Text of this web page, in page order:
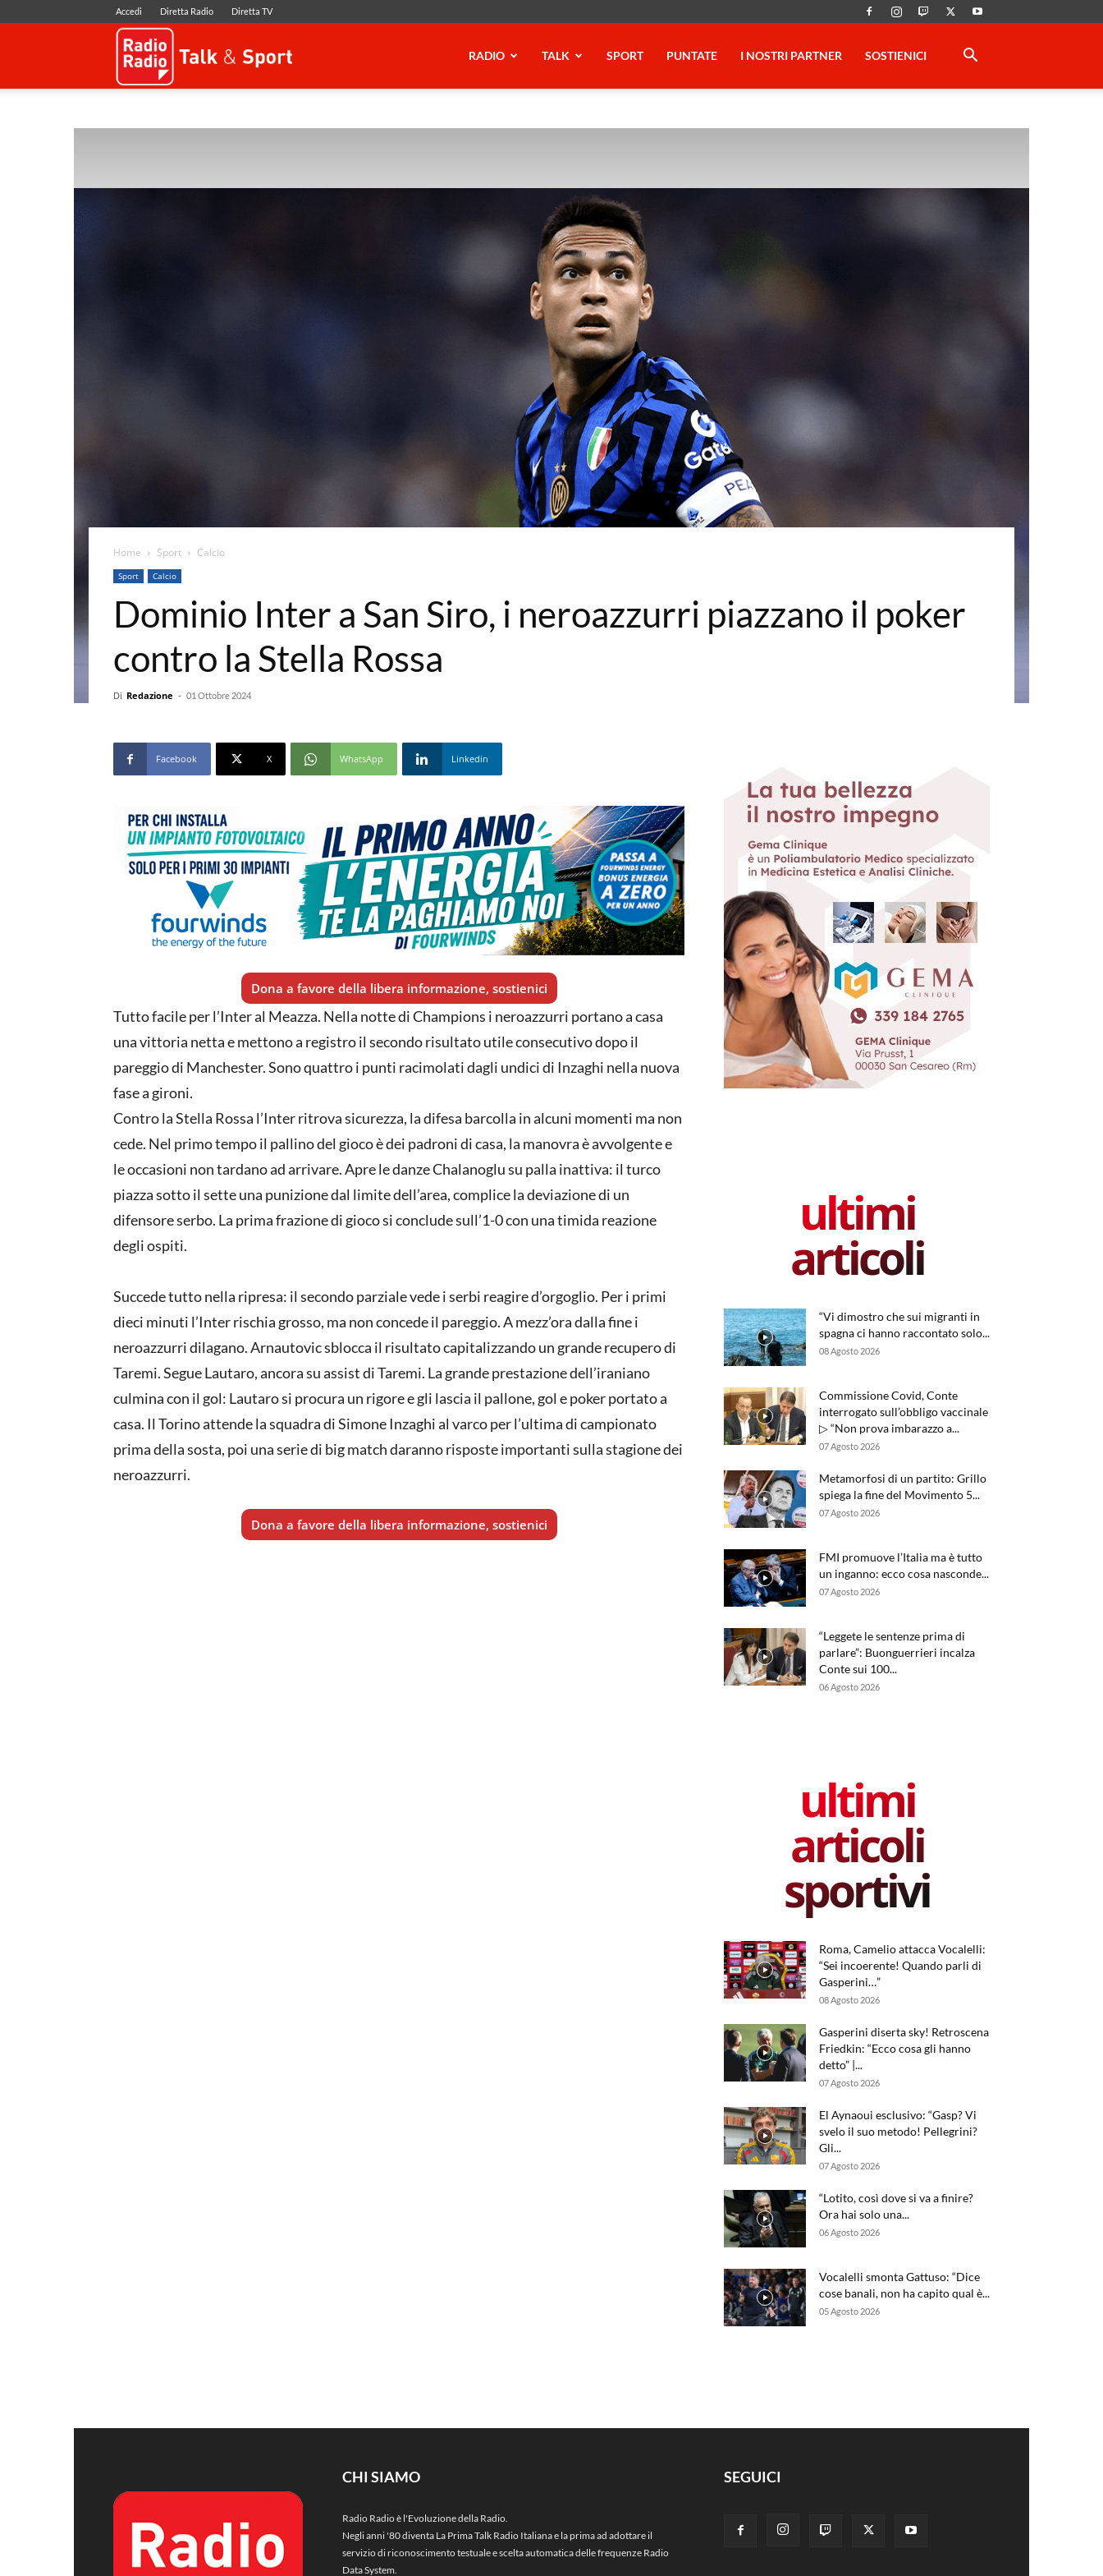
Accedi Diretta Radio Diretta TV
RADIO TALK SPORT PUNTATE I NOSTRI PARTNER SOSTIENICI
Home Sport Calcio
Sport Calcio
Dominio Inter a San Siro, i neroazzurri piazzano il poker
contro la Stella Rossa
Di Redazione - 01 Ottobre 2024
Facebook X WhatsApp Linkedin
Dona a favore della libera informazione, sostienici
Tutto facile per l’Inter al Meazza. Nella notte di Champions i neroazzurri portano a casa
una vittoria netta e mettono a registro il secondo risultato utile consecutivo dopo il
pareggio di Manchester. Sono quattro i punti racimolati dagli undici di Inzaghi nella nuova
fase a gironi.
Contro la Stella Rossa l’Inter ritrova sicurezza, la difesa barcolla in alcuni momenti ma non
cede. Nel primo tempo il pallino del gioco è dei padroni di casa, la manovra è avvolgente e
le occasioni non tardano ad arrivare. Apre le danze Chalanoglu su palla inattiva: il turco
piazza sotto il sette una punizione dal limite dell’area, complice la deviazione di un
difensore serbo. La prima frazione di gioco si conclude sull’1-0 con una timida reazione
degli ospiti.
Succede tutto nella ripresa: il secondo parziale vede i serbi reagire d’orgoglio. Per i primi
dieci minuti l’Inter rischia grosso, ma non concede il pareggio. A mezz’ora dalla fine i
neroazzurri dilagano. Arnautovic sblocca il risultato capitalizzando un grande recupero di
Taremi. Segue Lautaro, ancora su assist di Taremi. La grande prestazione dell’iraniano
culmina con il gol: Lautaro si procura un rigore e gli lascia il pallone, gol e poker portato a
casa. Il Torino attende la squadra di Simone Inzaghi al varco per l’ultima di campionato
prima della sosta, poi una serie di big match daranno risposte importanti sulla stagione dei
neroazzurri.
Dona a favore della libera informazione, sostienici
ultimi
articoli
“Vi dimostro che sui migranti in
spagna ci hanno raccontato solo...
08 Agosto 2026
Commissione Covid, Conte
interrogato sull’obbligo vaccinale
▷ “Non prova imbarazzo a...
07 Agosto 2026
Metamorfosi di un partito: Grillo
spiega la fine del Movimento 5...
07 Agosto 2026
FMI promuove l’Italia ma è tutto
un inganno: ecco cosa nasconde...
07 Agosto 2026
“Leggete le sentenze prima di
parlare”: Buonguerrieri incalza
Conte sui 100...
06 Agosto 2026
ultimi
articoli
sportivi
Roma, Camelio attacca Vocalelli:
“Sei incoerente! Quando parli di
Gasperini…”
08 Agosto 2026
Gasperini diserta sky! Retroscena
Friedkin: “Ecco cosa gli hanno
detto” |...
07 Agosto 2026
El Aynaoui esclusivo: “Gasp? Vi
svelo il suo metodo! Pellegrini?
Gli...
07 Agosto 2026
“Lotito, così dove si va a finire?
Ora hai solo una...
06 Agosto 2026
Vocalelli smonta Gattuso: “Dice
cose banali, non ha capito qual è...
05 Agosto 2026
CHI SIAMO
Radio Radio è l'Evoluzione della Radio.
Negli anni '80 diventa La Prima Talk Radio Italiana e la prima ad adottare il
servizio di riconoscimento testuale e scelta automatica delle frequenze Radio
Data System.
SEGUICI